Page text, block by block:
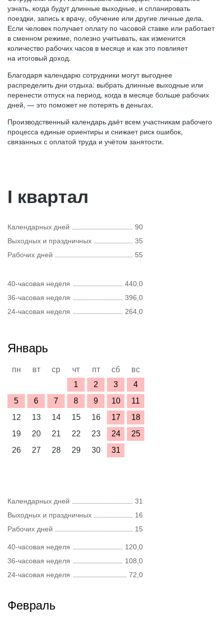
узнать, когда будут длинные выходные, и спланировать
поездки, запись к врачу, обучение или другие личные дела.
Если человек получает оплату по часовой ставке или работает
в сменном режиме, полезно учитывать, как изменится
количество рабочих часов в месяце и как это повлияет
на итоговый доход.
Благодаря календарю сотрудники могут выгоднее
распределить дни отдыха: выбрать длинные выходные или
перенести отпуск на период, когда в месяце больше рабочих
дней, — это поможет не потерять в деньгах.
Производственный календарь даёт всем участникам рабочего
процесса единые ориентиры и снижает риск ошибок,
связанных с оплатой труда и учётом занятости.
I квартал
Календарных дней
90
Выходных и праздничных
35
Рабочих дней
55
40-часовая неделя
440,0
36-часовая неделя
396,0
24-часовая неделя
264,0
Январь
пн вт ср чт пт сб
вс
1
2 3
4
5
6 7 8 9 10
11
12
13 14 15 16 17
18
19
20 21 22 23 24
25
26
27 28 29 30 31
Календарных дней
31
Выходных и праздничных
16
Рабочих дней
15
40-часовая неделя
120,0
36-часовая неделя
108,0
24-часовая неделя
72,0
Февраль